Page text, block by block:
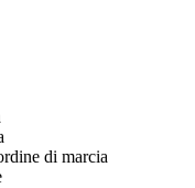
di marcia